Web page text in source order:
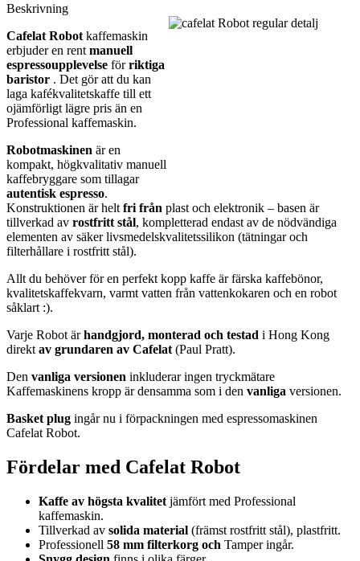
Beskrivning
Cafelat Robot kaffemaskin
erbjuder en rent manuell
espressoupplevelse förriktiga
baristor . Det gör att du kan
laga kafékvalitetskaffe till ett
ojämförligt lägre pris än en
Professional kaffemaskin.
Robotmaskinen är en
kompakt, högkvalitativ manuell
kaffebryggare som tillagar
autentisk espresso.
Konstruktionen är helt fri från plast och elektronik – basen är
tillverkad av rostfritt stål, kompletterad endast av de nödvändiga
elementen av säker livsmedelskvalitetssilikon (tätningar och
filterhållare i rostfritt stål).
Allt du behöver för en perfekt kopp kaffe är färska kaffebönor,
kvalitetskaffekvarn, varmt vatten från vattenkokaren och en robot
såklart :).
Varje Robot ärhandgjord, monterad och testad i Hong Kong
direkt av grundaren av Cafelat (Paul Pratt).
Den vanliga versionen inkluderar ingen tryckmätare
Kaffemaskinens kropp är densamma som i den vanliga versionen.
Basket plug ingår nu i förpackningen med espressomaskinen
Cafelat Robot.
Fördelar med Cafelat Robot
Kaffe av högsta kvalitet jämfört med Professional
kaffemaskin.
Tillverkad av solida material (främst rostfritt stål), plastfritt.
Professionell 58 mm filterkorg och Tamper ingår.